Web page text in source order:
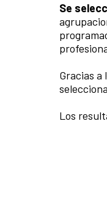
Se
Gracias
Los